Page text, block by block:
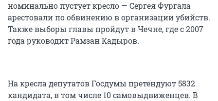
номинально пустует кресло — Сергея Фургала
арестовали по обвинению в организации убийств.
Также выборы главы пройдут в Чечне, где с 2007
года руководит Рамзан Кадыров.
На кресла депутатов Госдумы претендуют 5832
кандидата, в том числе 10 самовыдвиженцев. В